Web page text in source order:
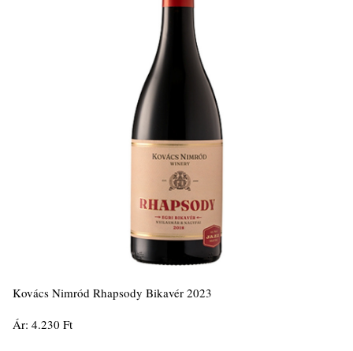
Kovács Nimród Rhapsody Bikavér 2023
Ár: 4.230 Ft